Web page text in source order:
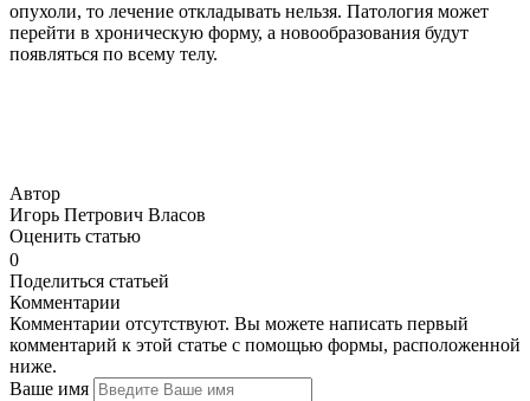
опухоли, то лечение откладывать нельзя. Патология может
перейти в хроническую форму, а новообразования будут
появляться по всему телу.
Автор
Игорь Петрович Власов
Оценить статью
0
Поделиться статьей
Комментарии
Комментарии отсутствуют. Вы можете написать первый
комментарий к этой статье с помощью формы, расположенной
ниже.
Ваше имя